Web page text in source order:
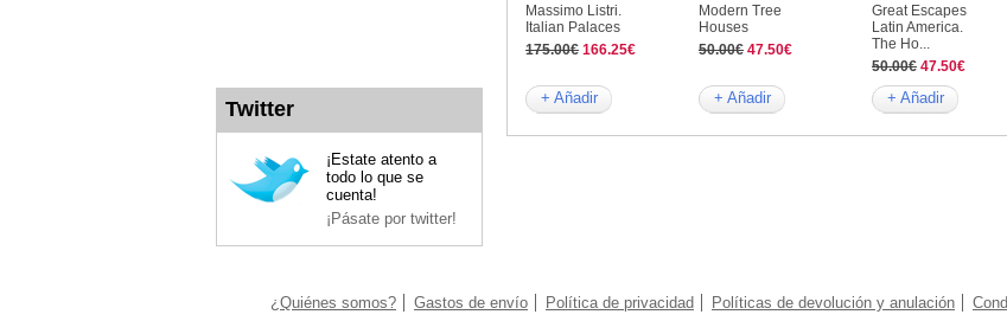
Twitter
¡Estate atento a
todo lo que se
cuenta!
¡Pásate por twitter!
Massimo Listri.
Italian Palaces
175.00€ 166.25€
+ Añadir
Modern Tree
Houses
50.00€ 47.50€
+ Añadir
Great Escapes
Latin America.
The Ho...
50.00€ 47.50€
+ Añadir
¿Quiénes somos? Gastos de envío Política de privacidad Políticas de devolución y anulación